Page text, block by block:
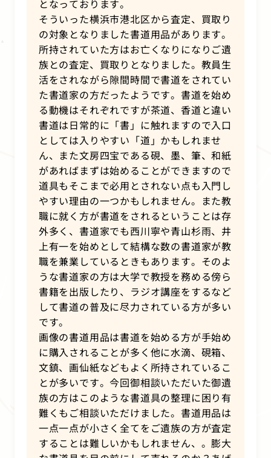
となっております。
そういった横浜市港北区から査定、買取り
の対象となりました書道用品があります。
所持されていた方はお亡くなりになりご遺
族との査定、買取りとなりました。教員生
活をされながら隙間時間で書道をされてい
た書道家の方だったようです。書道を始め
る動機はそれぞれですが茶道、香道と違い
書道は日常的に「書」に触れますので入口
としては入りやすい「道」かもしれませ
ん、また文房四宝である硯、墨、筆、和紙
があればまずは始めることができますので
道具もそこまで必用とされない点も入門し
やすい理由の一つかもしれません。また教
職に就く方が書道をされるということは存
外多く、書道家でも西川寧や青山杉雨、井
上有一を始めとして結構な数の書道家が教
職を兼業しているときもあります。そのよ
うな書道家の方は大学で教授を務める傍ら
書籍を出版したり、ラジオ講座をするなど
して書道の普及に尽力されている方が多い
です。
画像の書道用品は書道を始める方が手始め
に購入されることが多く他に水滴、硯箱、
文鎮、画仙紙などもよく所持されているこ
とが多いです。今回御相談いただいた御遺
族の方はこのような書道具の整理に困り有
難くもご相談いただけました。書道用品は
一点一点が小さく全てをご遺族の方が査定
することは難しいかもしれません、。膨大